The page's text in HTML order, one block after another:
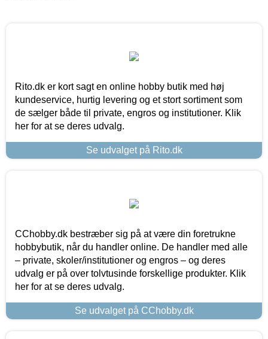
Rito.dk er kort sagt en online hobby butik med høj
kundeservice, hurtig levering og et stort sortiment som
de sælger både til private, engros og institutioner. Klik
her for at se deres udvalg.
Se udvalget på Rito.dk
CChobby.dk bestræber sig på at være din foretrukne
hobbybutik, når du handler online. De handler med alle
– private, skoler/institutioner og engros – og deres
udvalg er på over tolvtusinde forskellige produkter. Klik
her for at se deres udvalg.
Se udvalget på CChobby.dk